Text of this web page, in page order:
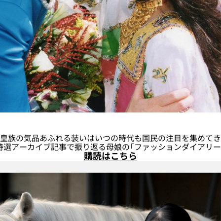
族の気品あふれる装いはいつの時代も国民の注目を集めて
選アーカイブ記事で振り返る母娘の「ファッションダイアリー
購読はこちら